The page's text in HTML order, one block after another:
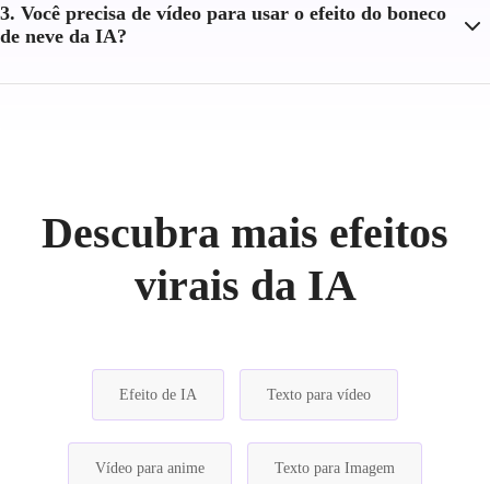
3. Você precisa de vídeo para usar o efeito do boneco
de neve da IA?
Descubra mais efeitos
virais da IA
Efeito de IA Texto para vídeo
Vídeo para anime Texto para Imagem